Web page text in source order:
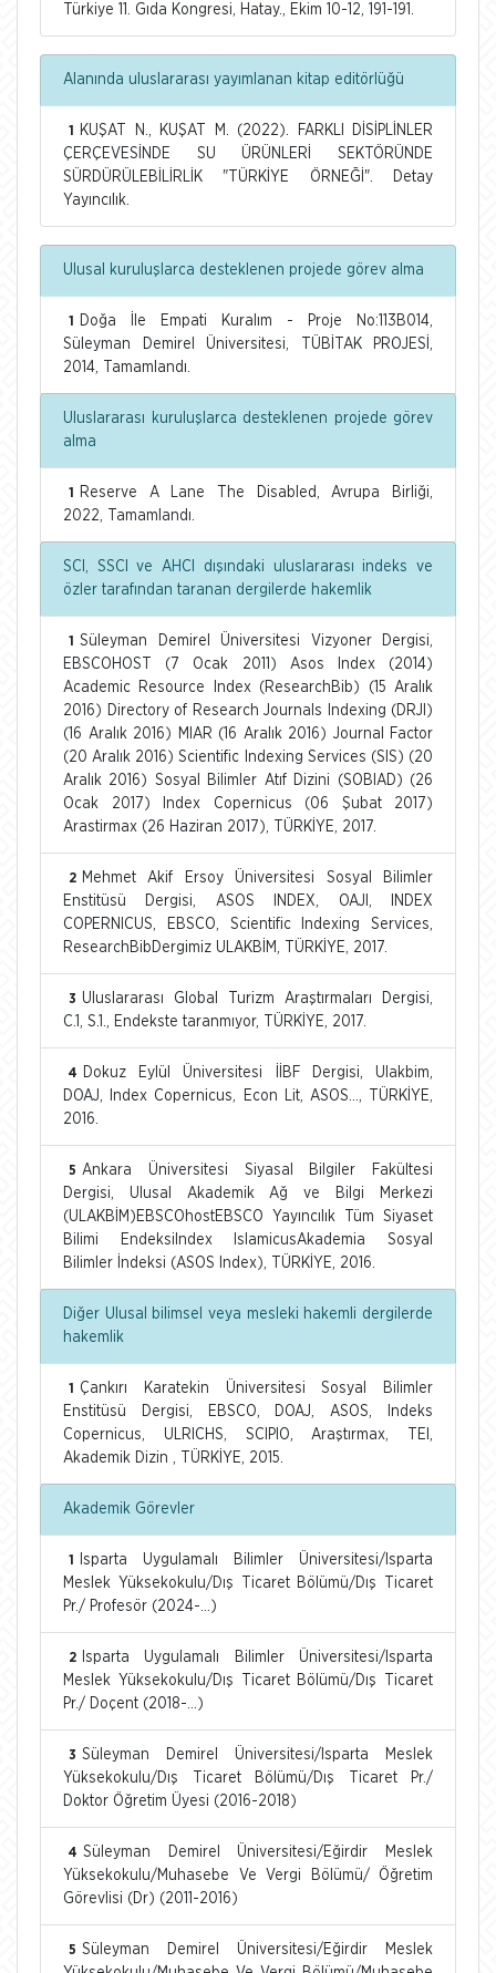
Türkiye 11. Gıda Kongresi, Hatay., Ekim 10-12, 191-191.
Alanında uluslararası yayımlanan kitap editörlüğü
1
KUŞAT N., KUŞAT M. (2022). FARKLI DİSİPLİNLER
ÇERÇEVESİNDE SU ÜRÜNLERİ SEKTÖRÜNDE
SÜRDÜRÜLEBİLİRLİK "TÜRKİYE ÖRNEĞİ". Detay
Yayıncılık.
Ulusal kuruluşlarca desteklenen projede görev alma
1
Doğa İle Empati Kuralım - Proje No:113B014,
Süleyman Demirel Üniversitesi, TÜBİTAK PROJESİ,
2014, Tamamlandı.
Uluslararası kuruluşlarca desteklenen projede görev
alma
1
Reserve A Lane The Disabled, Avrupa Birliği,
2022, Tamamlandı.
SCI, SSCI ve AHCI dışındaki uluslararası indeks ve
özler tarafından taranan dergilerde hakemlik
1
Süleyman Demirel Üniversitesi Vizyoner Dergisi,
EBSCOHOST (7 Ocak 2011) Asos Index (2014)
Academic Resource Index (ResearchBib) (15 Aralık
2016) Directory of Research Journals Indexing (DRJI)
(16 Aralık 2016) MIAR (16 Aralık 2016) Journal Factor
(20 Aralık 2016) Scientific Indexing Services (SIS) (20
Aralık 2016) Sosyal Bilimler Atıf Dizini (SOBIAD) (26
Ocak 2017) Index Copernicus (06 Şubat 2017)
Arastirmax (26 Haziran 2017), TÜRKİYE, 2017.
2 Mehmet Akif Ersoy Üniversitesi Sosyal Bilimler
Enstitüsü Dergisi, ASOS INDEX, OAJI, INDEX
COPERNICUS, EBSCO, Scientific Indexing Services,
ResearchBibDergimiz ULAKBİM, TÜRKİYE, 2017.
3 Uluslararası Global Turizm Araştırmaları Dergisi,
C.1, S.1., Endekste taranmıyor, TÜRKİYE, 2017.
4
Dokuz Eylül Üniversitesi İİBF Dergisi, Ulakbim,
DOAJ, Index Copernicus, Econ Lit, ASOS..., TÜRKİYE,
2016.
5 Ankara Üniversitesi Siyasal Bilgiler Fakültesi
Dergisi, Ulusal Akademik Ağ ve Bilgi Merkezi
(ULAKBİM)EBSCOhostEBSCO Yayıncılık Tüm Siyaset
Bilimi EndeksiIndex IslamicusAkademia Sosyal
Bilimler İndeksi (ASOS Index), TÜRKİYE, 2016.
Diğer Ulusal bilimsel veya mesleki hakemli dergilerde
hakemlik
1
Çankırı Karatekin Üniversitesi Sosyal Bilimler
Enstitüsü Dergisi, EBSCO, DOAJ, ASOS, Indeks
Copernicus, ULRICHS, SCIPIO, Araştırmax, TEI,
Akademik Dizin , TÜRKİYE, 2015.
Akademik Görevler
1
Isparta Uygulamalı Bilimler Üniversitesi/Isparta
Meslek Yüksekokulu/Dış Ticaret Bölümü/Dış Ticaret
Pr./ Profesör (2024-...)
2
Isparta Uygulamalı Bilimler Üniversitesi/Isparta
Meslek Yüksekokulu/Dış Ticaret Bölümü/Dış Ticaret
Pr./ Doçent (2018-...)
3 Süleyman Demirel Üniversitesi/Isparta Meslek
Yüksekokulu/Dış Ticaret Bölümü/Dış Ticaret Pr./
Doktor Öğretim Üyesi (2016-2018)
4 Süleyman Demirel Üniversitesi/Eğirdir Meslek
Yüksekokulu/Muhasebe Ve Vergi Bölümü/ Öğretim
Görevlisi (Dr) (2011-2016)
5 Süleyman Demirel Üniversitesi/Eğirdir Meslek